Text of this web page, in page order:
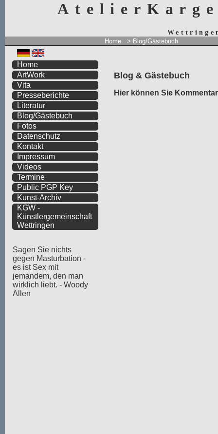
Home > Blog/Gästebuch
Blog & Gästebuch
Hier können Sie
Home
ArtWork
Vita
Presseberichte
Literatur
Blog/Gästebuch
Fotos
Datenschutz
Kontakt
Impressum
Videos
Termine
Public PGP Key
Kunst-Archiv
KGW -
Künstlergemeinschaft
Wettringen
Sagen Sie nichts
gegen Masturbation -
es ist Sex mit
jemandem, den man
wirklich liebt. - Woody
Allen